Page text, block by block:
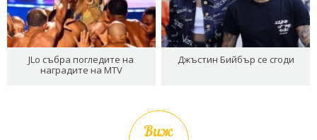
JLo събра погледите на
наградите на MTV
Джъстин Бийбър се сгоди
Виж